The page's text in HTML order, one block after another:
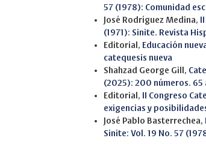
57 (1978): Comunidad
José Rodríguez Medina,
(1971): Sinite. Revista
Editorial, Educación
catequesis nueva
Shahzad George Gill,
(2025): 200 números. 65
Editorial,
II Congreso
exigencias y
José Pablo Basterrechea,
Sinite: Vol. 19 No. 57